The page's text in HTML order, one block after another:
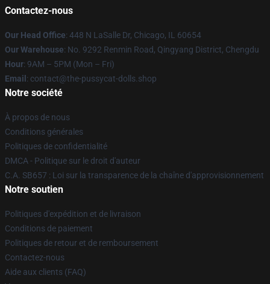
Contactez-nous
Our Head Office: 448 N LaSalle Dr, Chicago, IL 60654
Our Warehouse: No. 9292 Renmin Road, Qingyang District, Chengdu
Hour: 9AM – 5PM (Mon – Fri)
Email : contact@the-pussycat-dolls.shop
Notre société
À propos de nous
Conditions générales
Politiques de confidentialité
DMCA - Politique sur le droit d'auteur
C.A. SB657 : Loi sur la transparence de la chaîne d'approvisionnement
Notre soutien
Politiques d'expédition et de livraison
Conditions de paiement
Politiques de retour et de remboursement
Contactez-nous
Aide aux clients (FAQ)